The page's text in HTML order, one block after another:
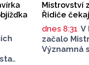
Mistrovství
Řidiče
dnes 8:31 V
začalo
Významná